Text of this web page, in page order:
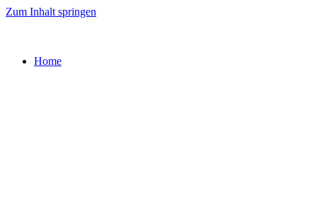
Zum Inhalt springen
Home